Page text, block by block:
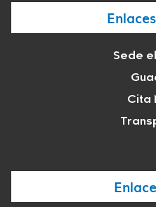
Sede
Cita